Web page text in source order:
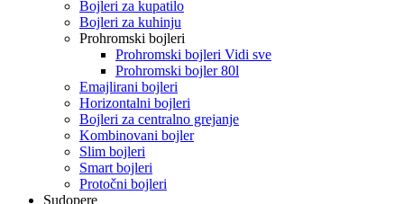
Bojleri za kupatilo
Bojleri za kuhinju
Prohromski bojleri
Prohromski bojleri Vidi sve
Prohromski bojler 80l
Emajlirani bojleri
Horizontalni bojleri
Bojleri za centralno grejanje
Kombinovani bojler
Slim bojleri
Smart bojleri
Protočni bojleri
Sudopere